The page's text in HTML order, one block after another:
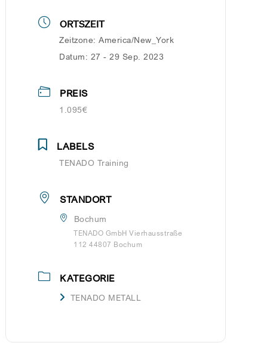
ORTSZEIT
Zeitzone:America/New_York
Datum: 27 - 29 Sep. 2023
PREIS
1.095€
LABELS
TENADO Training
STANDORT
Bochum
TENADO GmbH Vierhausstraße
112 44807 Bochum
KATEGORIE
TENADO METALL